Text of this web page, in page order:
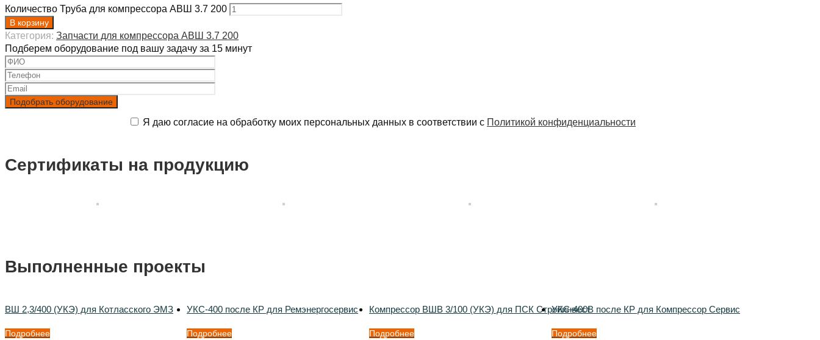
Количество Труба для компрессора АВШ 3.7 200
В корзину
Категория: Запчасти для компрессора АВШ 3.7 200
Подберем оборудование под вашу задачу за 15 минут
Я даю согласие на обработку моих персональных данных в соответствии с Политикой конфиденциальности
Сертификаты на продукцию
Выполненные проекты
ВШ 2,3/400 (УКЭ) для Котласского ЭМЗ
Подробнее
УКС-400 после КР для Ремэнергосервис
Подробнее
Компрессор ВШВ 3/100 (УКЭ) для ПСК Стройинвест
Подробнее
УКС-400В после КР для Компрессор Сервис
Подробнее